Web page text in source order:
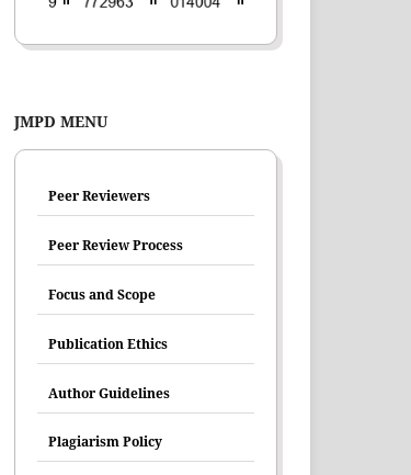
JMPD MENU
Peer Reviewers
Peer Review Process
Focus and Scope
Publication Ethics
Author Guidelines
Plagiarism Policy